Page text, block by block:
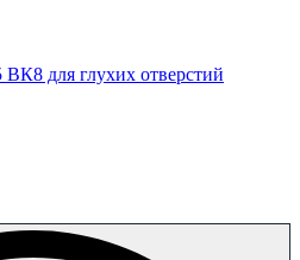
ВК8 для глухих отверстий